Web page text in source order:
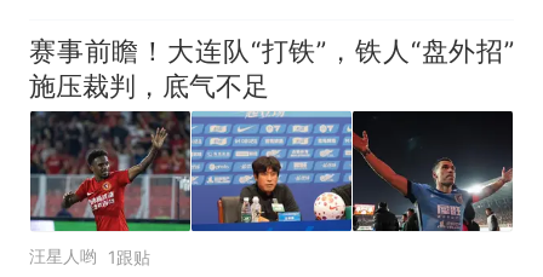
赛事前瞻！大连队“打铁”，铁人“盘外招”
施压裁判，底气不足
汪星人哟 1跟贴